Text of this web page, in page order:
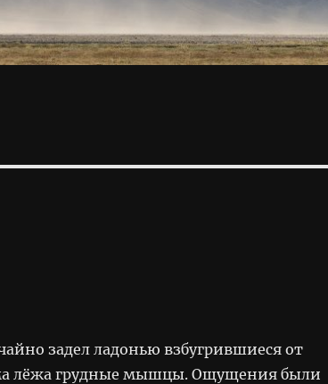
задел ладонью взбугрившиеся от
лёжа грудные мышцы. Ощущения были